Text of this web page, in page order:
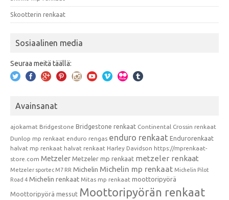
Skootterin renkaat
Sosiaalinen media
Seuraa meitä täällä:
Avainsanat
ajokamat Bridgestone Bridgestone renkaat Continental Crossin renkaat
Dunlop mp renkaat enduro rengas enduro renkaat Endurorenkaat
halvat mp renkaat halvat renkaat Harley Davidson https://mprenkaat-
store.com Metzeler Metzeler mp renkaat metzeler renkaat
Metzeler sportec M7 RR Michelin Michelin mp renkaat Michelin Pilot
Road 4 Michelin renkaat Mitas mp renkaat moottoripyörä
Moottoripyörä messut Moottoripyörän renkaat